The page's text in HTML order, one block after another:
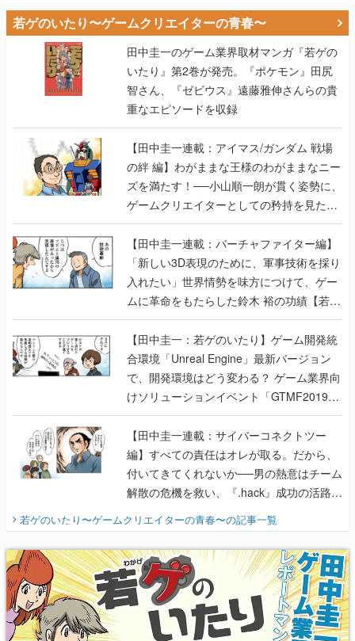
若ゲのいたり〜ゲームクリエイターの青春〜
田中圭一のゲーム業界取材マンガ『若ゲの
いたり』第2巻が発売。『ポケモン』田尻
智さん、『ゼビウス』遠藤雅伸さんらの貴
重なエピソードを収録
【田中圭一連載：アイマス/ガンダム 戦場
の絆 編】わがままな王様のわがままなニー
ズを満たす！──小山順一朗が貫く姿勢に、
ゲームクリエイターとしての矜持を見た
【若ゲのいたり最終回】
【田中圭一連載：バーチャファイター編】
「新しい3D表現のために、軍事技術を採り
入れたい」世界情勢を味方につけて、ゲー
ムに革命をもたらした鈴木 裕の功績【若ゲ
のいたり】
【田中圭一：若ゲのいたり】ゲーム開発統
合環境「Unreal Engine」最新バージョン
で、開発環境はどう変わる？ ゲーム業界向
けソリューションイベント「GTMF2019」
に行って、より理解を深めよう【PR】
【田中圭一連載：サイバーコネクトツー
編】すべての責任はオレが取る。だから、
付いてきてくれないか──男の熱意はチーム
解散の危機を救い、『.hack』成功の活路を
開く。業界の快男児・松山 洋に流れる血は
『少年ジャンプ』色だった【若ゲのいた
り】
若ゲのいたり〜ゲームクリエイターの青春〜の記事一覧